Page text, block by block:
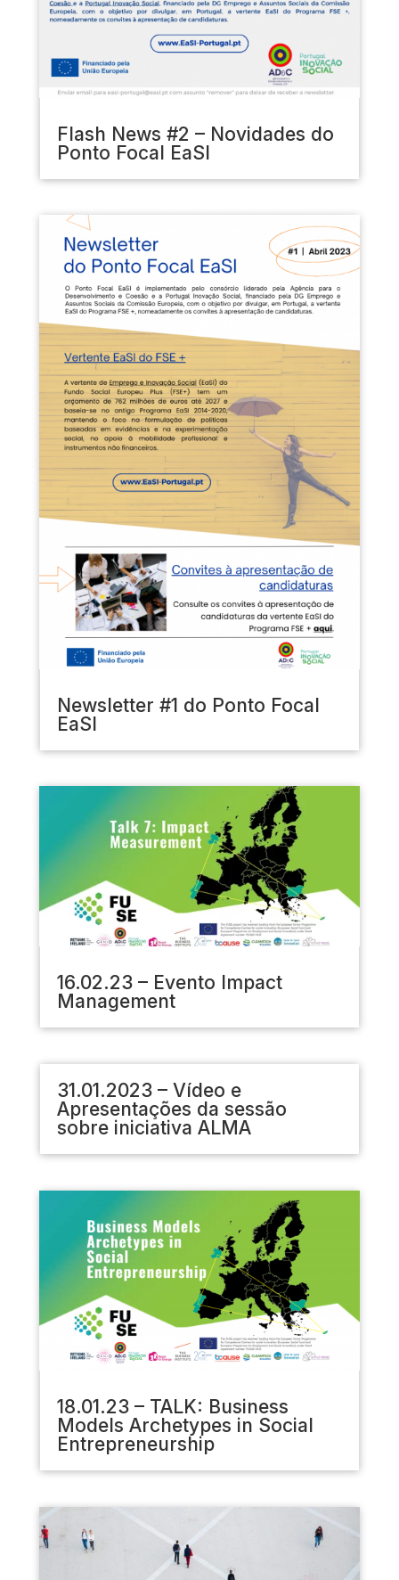
Flash News #2 – Novidades do
Ponto Focal EaSI
Newsletter #1 do Ponto Focal
EaSI
16.02.23 – Evento Impact
Management
31.01.2023 – Vídeo e
Apresentações da sessão
sobre iniciativa ALMA
18.01.23 – TALK: Business
Models Archetypes in Social
Entrepreneurship